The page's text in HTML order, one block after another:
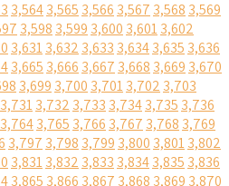
3,5643,565 3,566 3,567 3,568 3,569
3,598 3,599 3,600 3,6013,602
3,6313,632 3,633 3,6343,635 3,636
3,665 3,666 3,667 3,668 3,669 3,670
3,699 3,700 3,7013,702 3,703
3,7313,732 3,733 3,7343,735 3,736
3,7643,765 3,766 3,767 3,768 3,769
3,797 3,798 3,799 3,800 3,8013,802
3,8313,832 3,833 3,8343,835 3,836
3,865 3,866 3,867 3,868 3,869 3,870